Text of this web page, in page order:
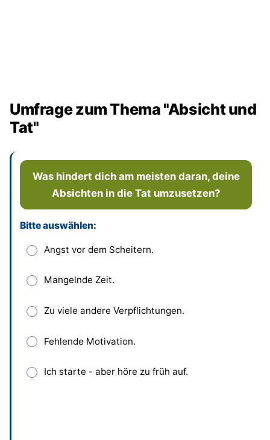
Umfrage zum Thema "Absicht und
Tat"
Was hindert dich am meisten daran, deine
Absichten in die Tat umzusetzen?
Dieses Feld bitte leer lassen
Bitte auswählen:
Angst vor dem Scheitern.
Mangelnde Zeit.
Zu viele andere Verpflichtungen.
Fehlende Motivation.
Ich starte - aber höre zu früh auf.